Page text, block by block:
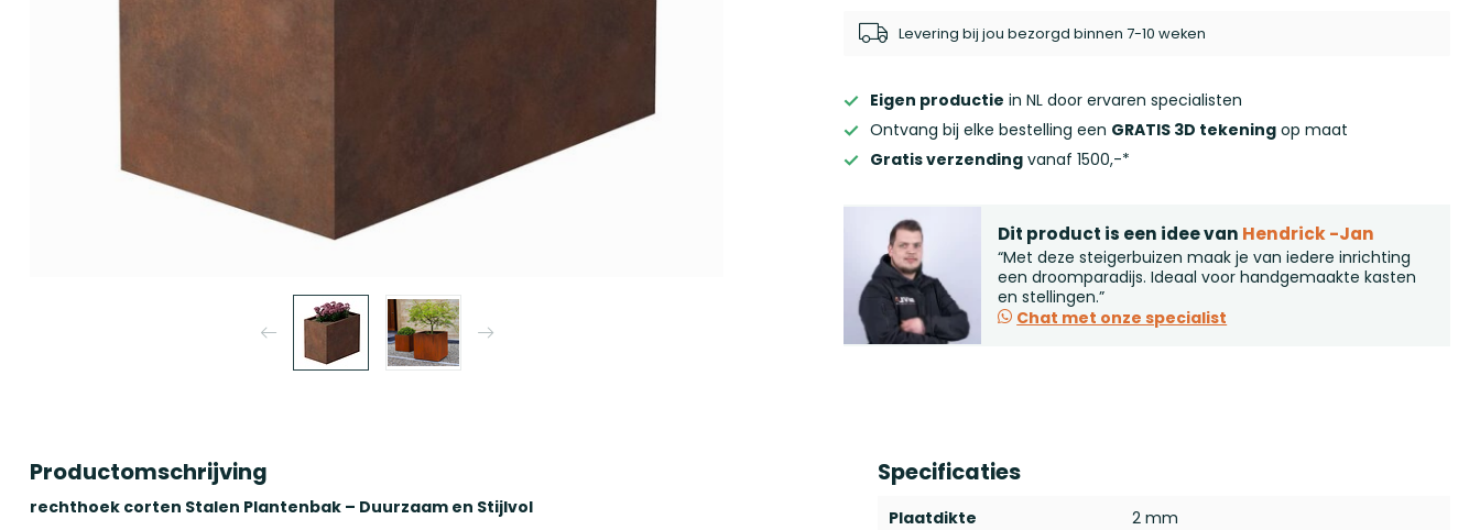
Levering bij jou bezorgd binnen 7-10 weken
Eigen productie in NL door ervaren specialisten
Ontvang bij elke bestelling een GRATIS 3D tekening op maat
Gratis verzending vanaf 1500,-*
Dit product is een idee van Hendrick -Jan
“Met deze steigerbuizen maak je van iedere inrichting
een droomparadijs. Ideaal voor handgemaakte kasten
en stellingen.”
Chat met onze specialist
Productomschrijving
rechthoek corten Stalen Plantenbak – Duurzaam en Stijlvol
Specificaties
Plaatdikte 2 mm